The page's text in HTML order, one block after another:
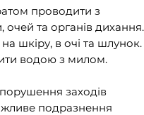
проводити з
очей та органів дихання.
шкіру, в очі та шлунок.
водою з милом.
заходів
подразнення